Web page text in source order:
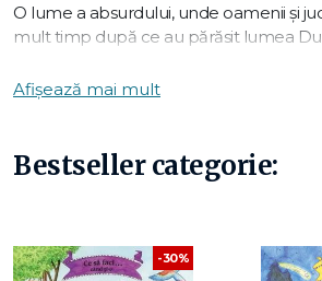
O lume a absurdului, unde oamenii și
mult timp după ce au părăsit lumea
spartă?
total împreună. Dar Holly a murit în
lumea lui Emily s-a năruit.
de mult cum îi lipsește sora ei. Dar
Afișează mai mult
Bestseller categorie:
-30%